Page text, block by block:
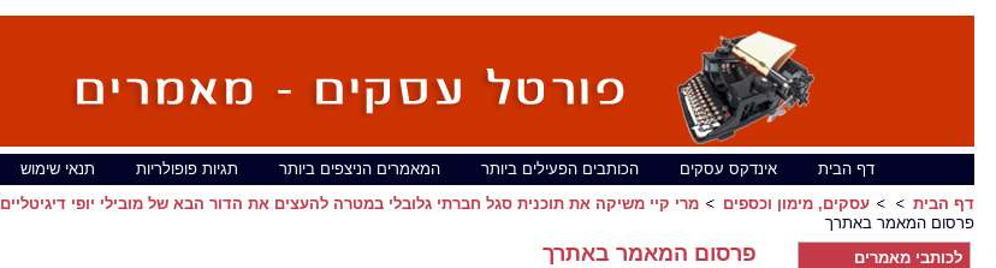
דף הבית אינדקס עסקים הכותבים הפעילים ביותר המאמרים הניצפים ביותר תגיות פופולריות תנאי שימוש
דף הבית
עסקים, מימון וכספים
מרי קיי משיקה את תוכנית סגל חברתי גלובלי במטרה להעצים את הדור הבא של מובילי יופי דיגיטליים
פרסום המאמר באתרך
פרסום המאמר באתרך
לכותבי מאמרים